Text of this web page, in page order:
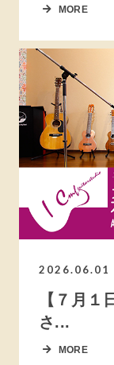
MORE
2026.06.01
【７月１
さ...
MORE